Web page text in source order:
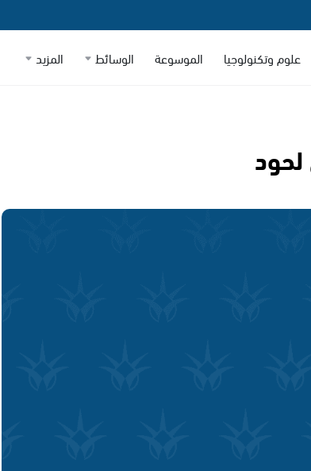
علوم وتكنولوجيا الموسوعة الوسائط المزيد